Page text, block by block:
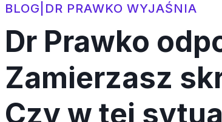
BLOG DR PRAWKO WYJAŚNIA
Dr Prawko
Zamierzasz
Czy w tej